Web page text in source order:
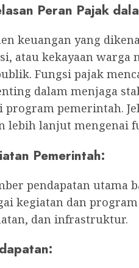
Peran Pajak
keuangan yang
atau kekayaan warga
Fungsi pajak
dalam menjaga
pemerintah.
lebih lanjut mengenai
Pemerintah:
pendapatan utama
kegiatan dan
dan infrastruktur.